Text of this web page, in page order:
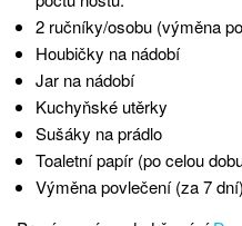
2 ručníky/osobu (výměna
Houbičky na nádobí
Jar na nádobí
Kuchyňské utěrky
Sušáky na prádlo
Toaletní papír (po celou
Výměna povlečení (za 7 dní)